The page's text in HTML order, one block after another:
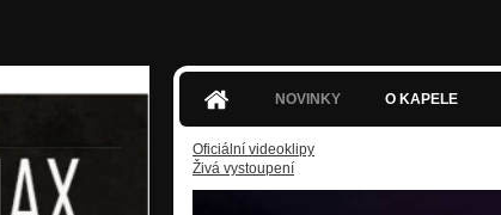
NOVINKY O KAPELE
Oficiální videoklipy
Živá vystoupení